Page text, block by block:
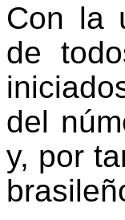
Con la
de
del
y, por